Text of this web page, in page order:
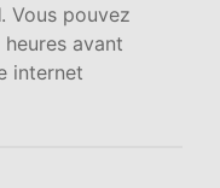
. Vous pouvez
heures avant
internet